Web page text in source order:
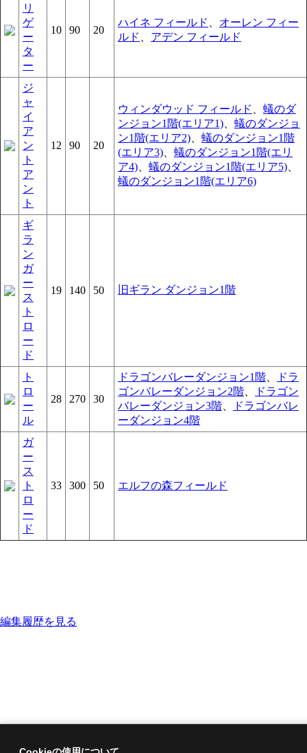
リ
ゲ
ー
タ
ー
10 90 20
ハイネ フィールド
オーレン フィー
ルド
アデン フィールド
ジ
ャ
イ
ア
ン
ト
ア
ン
ト
12 90 20
ウィンダウッド フィールド
蟻のダ
ンジョン1階(エリア1)
蟻のダンジョ
ン1階(エリア2)
蟻のダンジョン1階
(エリア3)
蟻のダンジョン1階(エリ
ア4)
蟻のダンジョン1階(エリア5)
蟻のダンジョン1階(エリア6)
ギ
ラ
ン
ガ
ー
ス
ト
ロ
ー
ド
19 140 50 旧ギラン ダンジョン1階
ト
ロ
ー
ル
28 270 30
ドラゴンバレーダンジョン1階
ドラ
ゴンバレーダンジョン2階
ドラゴン
バレーダンジョン3階
ドラゴンバレ
ーダンジョン4階
ガ
ー
ス
ト
ロ
ー
ド
33 300 50 エルフの森フィールド
編集履歴を見る